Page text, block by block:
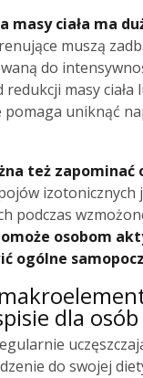
masy ciała ma
muszą
do
redukcji masy
pomaga uniknąć
też zapominać
izotonicznych
podczas
osobom
ogólne
dla
do swojej